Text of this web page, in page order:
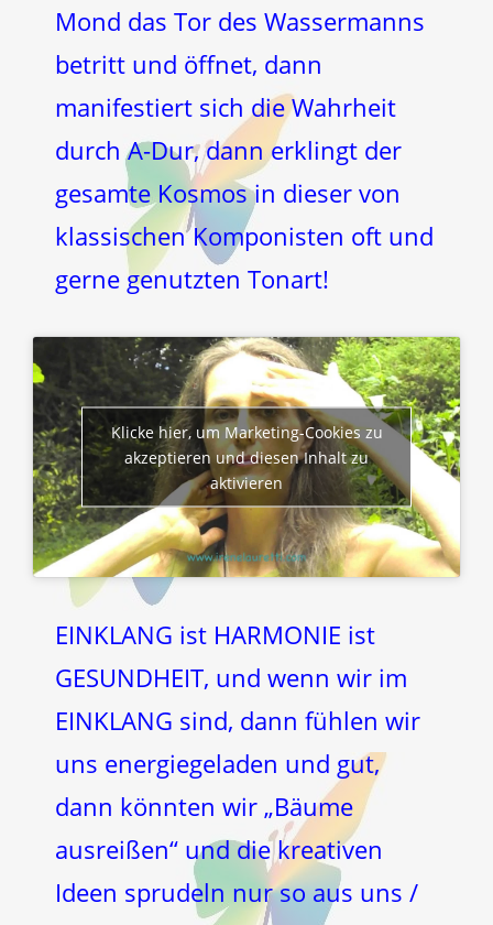
Mond das Tor des Wassermanns
betritt und öffnet, dann
manifestiert sich die Wahrheit
durch A-Dur, dann erklingt der
gesamte Kosmos in dieser von
klassischen Komponisten oft und
gerne genutzten Tonart!
Klicke hier, um Marketing-Cookies zu
akzeptieren und diesen Inhalt zu
aktivieren
EINKLANG ist HARMONIE ist
GESUNDHEIT, und wenn wir im
EINKLANG sind, dann fühlen wir
uns energiegeladen und gut,
dann könnten wir „Bäume
ausreißen“ und die kreativen
Ideen sprudeln nur so aus uns /